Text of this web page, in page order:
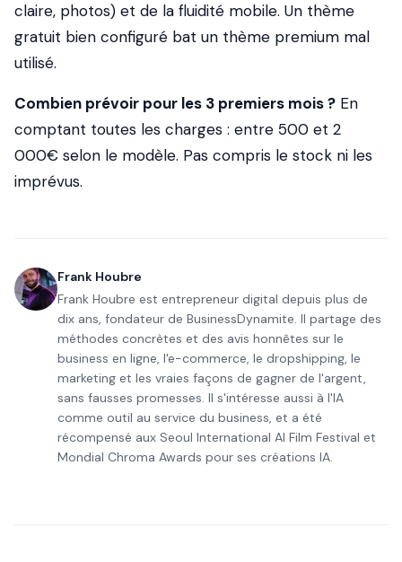
claire, photos) et de la fluidité mobile. Un thème
gratuit bien configuré bat un thème premium mal
utilisé.
Combien prévoir pour les 3 premiers mois ? En
comptant toutes les charges : entre 500 et 2
000€ selon le modèle. Pas compris le stock ni les
imprévus.
Frank Houbre
Frank Houbre est entrepreneur digital depuis plus de
dix ans, fondateur de BusinessDynamite. Il partage des
méthodes concrètes et des avis honnêtes sur le
business en ligne, l'e-commerce, le dropshipping, le
marketing et les vraies façons de gagner de l'argent,
sans fausses promesses. Il s'intéresse aussi à l'IA
comme outil au service du business, et a été
récompensé aux Seoul International AI Film Festival et
Mondial Chroma Awards pour ses créations IA.